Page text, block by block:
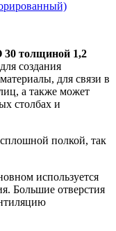
толщиной 1,2
создания
для связи в
а также может
столбах и
полкой, так
используется
Большие отверстия